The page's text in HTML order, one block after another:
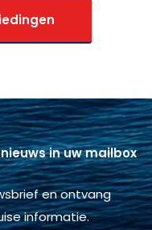
in uw mailbox
en ontvang
informatie.